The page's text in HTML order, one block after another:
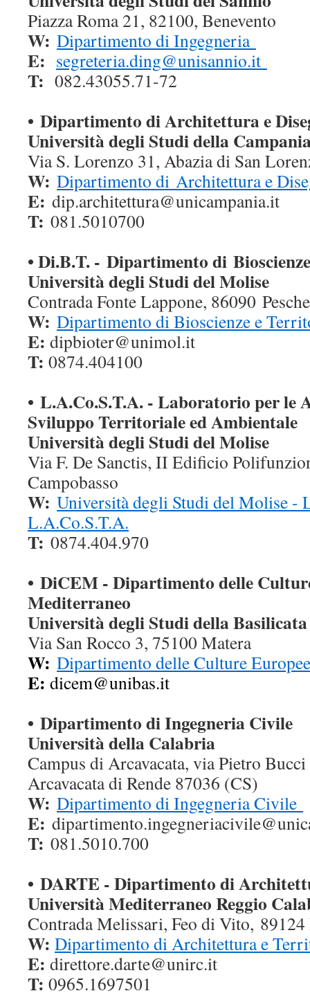
Piazza Roma 21, 82100, Benevento
W: Dipartimento di Ingegneria
E: segreteria.ding@unisannio.it
T: 082.43055.71-72
• Dipartimento di Architettura e
Università degli Studi della
Via S. Lorenzo 31, Abazia di San
W: Dipartimento di Architettura e
E: dip.architettura@unicampania.it
T: 081.5010700
• Di.B.T. - Dipartimento di
Università degli Studi del Molise
Contrada Fonte Lappone, 86090
W: Dipartimento di Bioscienze e
E: dipbioter@unimol.it
T: 0874.404100
• L.A.Co.S.T.A. - Laboratorio per le
Sviluppo Territoriale ed Ambientale
Università degli Studi del Molise
Via F. De Sanctis, II Edificio
Campobasso
W: Università degli Studi del Molise -
L.A.Co.S.T.A.
T: 0874.404.970
• DiCEM - Dipartimento delle
Mediterraneo
Università degli Studi della Basilicata
Via San Rocco 3, 75100 Matera
W: Dipartimento delle Culture
E: dicem@unibas.it
• Dipartimento di Ingegneria Civile
Università della Calabria
Campus di Arcavacata, via Pietro Bucci
Arcavacata di Rende 87036 (CS)
W: Dipartimento di Ingegneria Civile
E: dipartimento.ingegneriacivile@
T: 081.5010.700
• DARTE - Dipartimento di
Università Mediterraneo Reggio
Contrada Melissari, Feo di Vito,
W: Dipartimento di Architettura e
E: direttore.darte@unirc.it
T: 0965.1697501